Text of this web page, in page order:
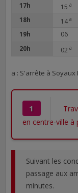
17h 15 a
18h
14 a
19h
06
20h 02 a
a : S'arrête à Soyaux
1
en centre-ville à
Suivant les
passage aux
minutes.